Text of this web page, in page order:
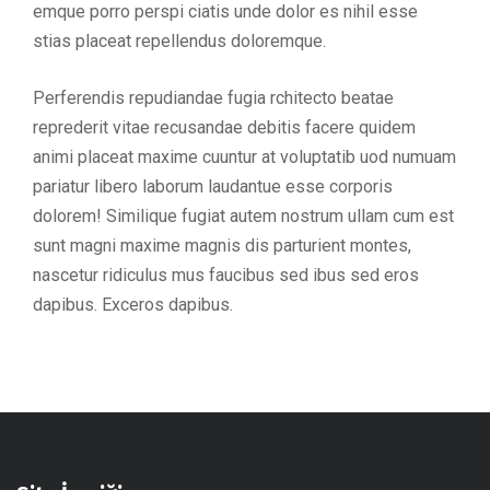
emque porro perspi ciatis unde dolor es nihil esse
stias placeat repellendus doloremque.
Perferendis repudiandae fugia rchitecto beatae
reprederit vitae recusandae debitis facere quidem
animi placeat maxime cuuntur at voluptatib uod numuam
pariatur libero laborum laudantue esse corporis
dolorem! Similique fugiat autem nostrum ullam cum est
sunt magni maxime magnis dis parturient montes,
nascetur ridiculus mus faucibus sed ibus sed eros
dapibus. Exceros dapibus.